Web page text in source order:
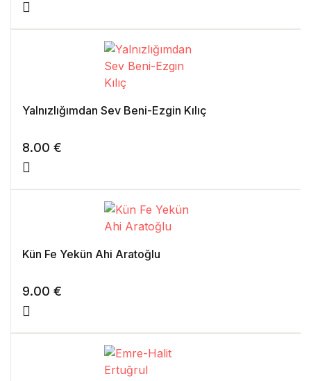
Yalnızlığımdan Sev Beni-Ezgin Kılıç
8.00 €
Kün Fe Yekün Ahi Aratoğlu
9.00 €